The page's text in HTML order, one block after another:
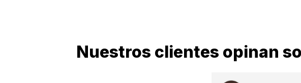
Nuestros clientes opinan